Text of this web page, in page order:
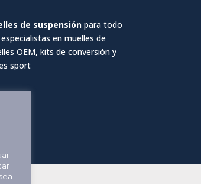
de suspensión para todo
en muelles de
OEM, kits de conversión y
sport